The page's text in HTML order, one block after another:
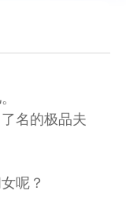
名的极品夫
女呢？